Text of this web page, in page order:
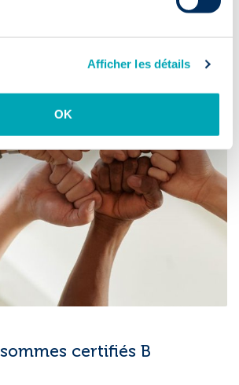
Afficher les détails
OK
Tips
certifiés B